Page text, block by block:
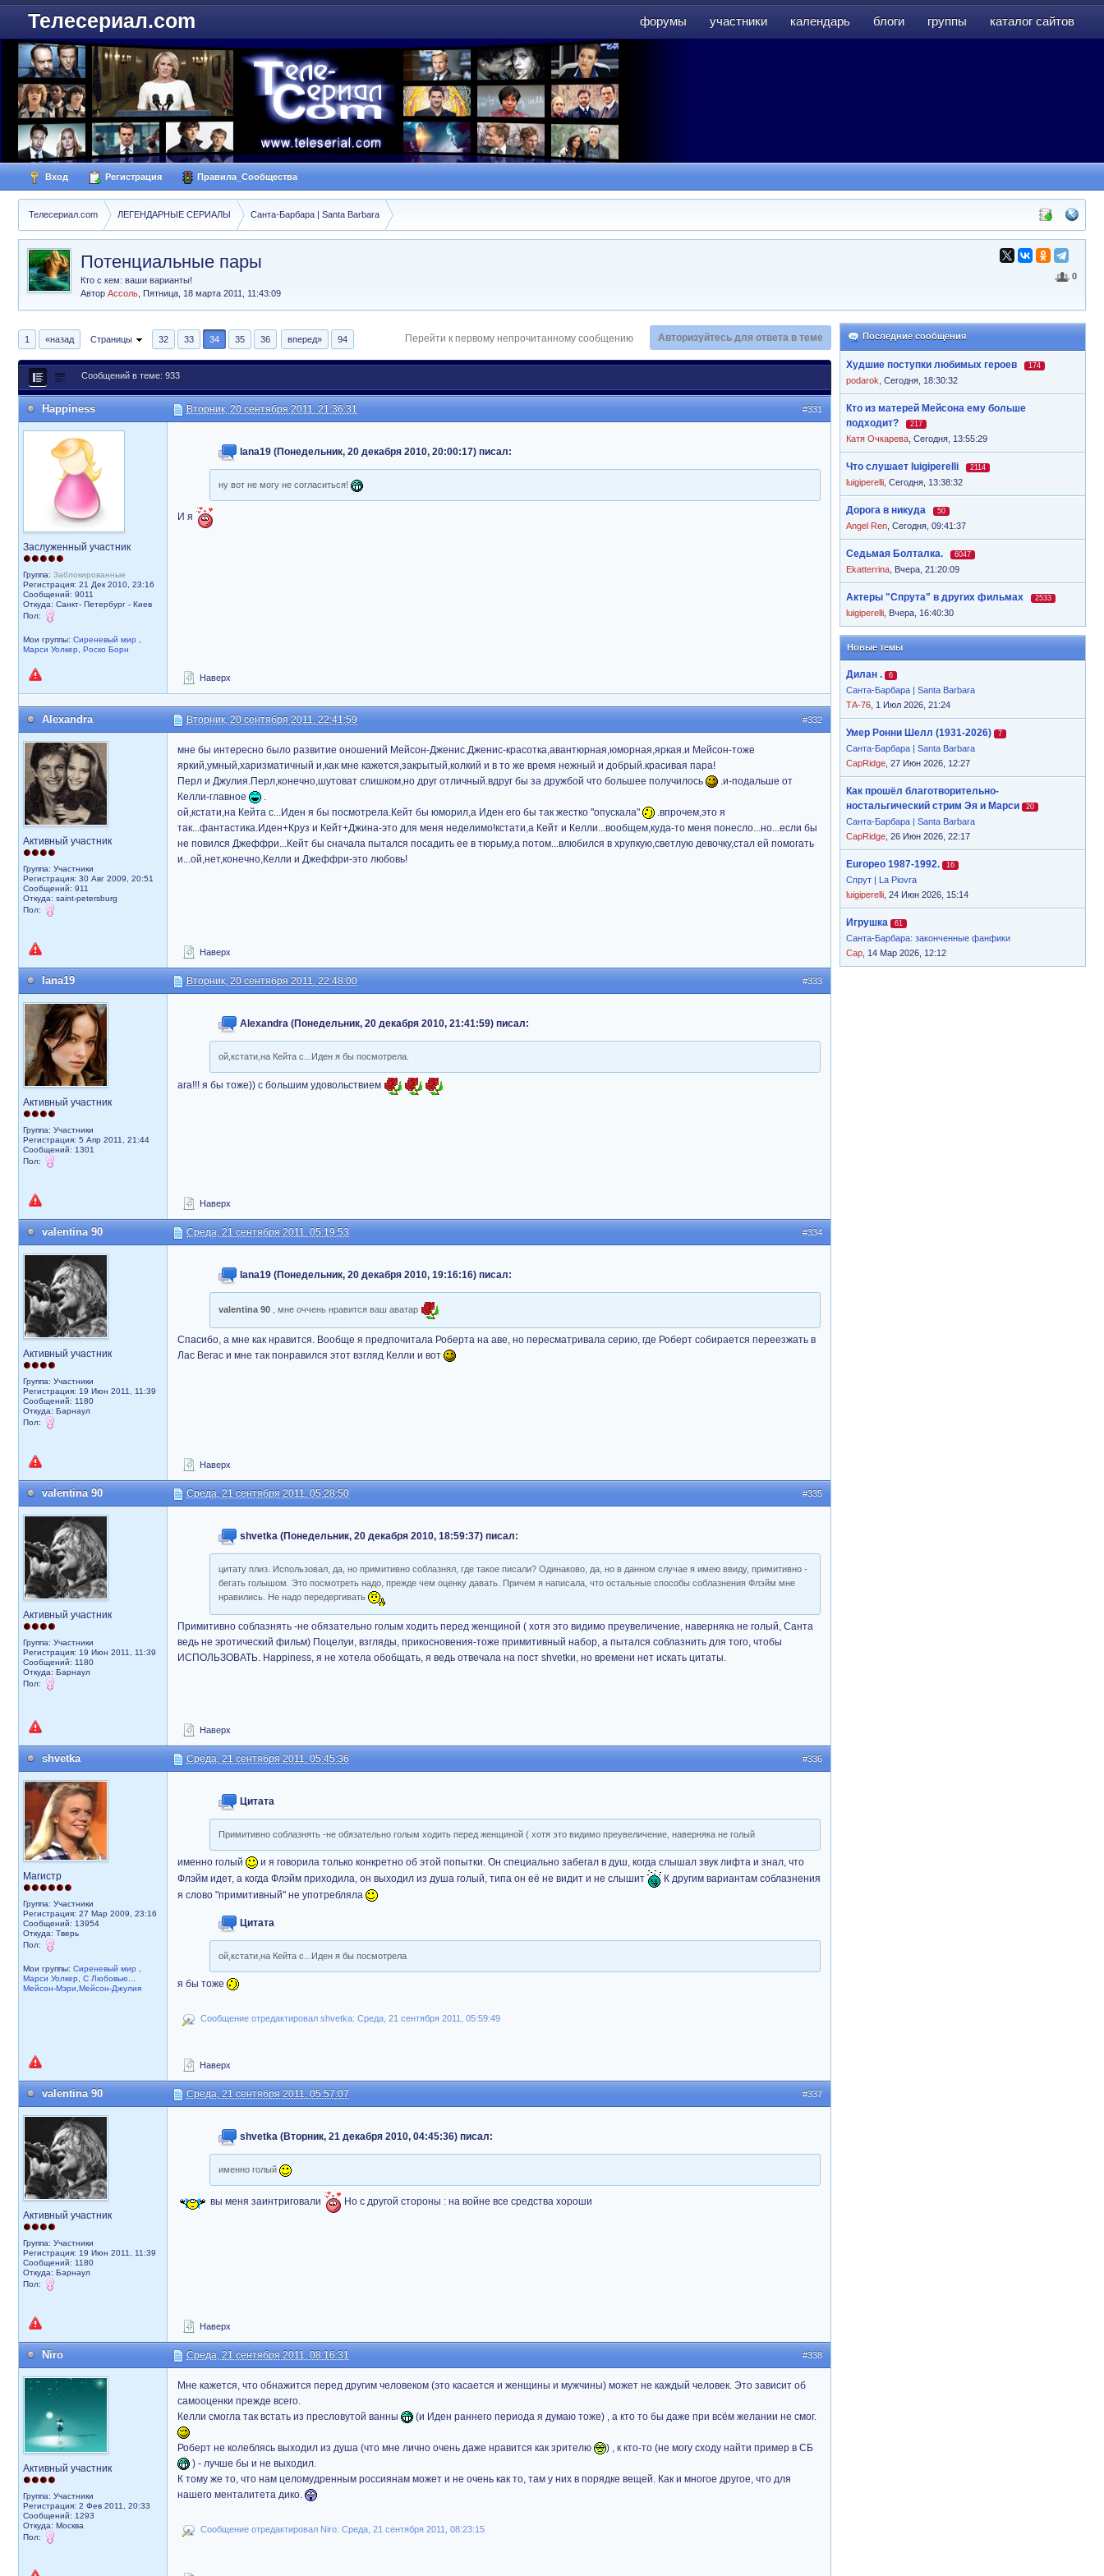
форумы участники календарь блоги группы каталог сайтов
Телесериал.com
Вход Регистрация Правила_Сообщества
Телесериал.com ЛЕГЕНДАРНЫЕ СЕРИАЛЫ Санта-Барбара | Santa Barbara
0
Потенциальные пары
Кто с кем: ваши варианты!
Автор Ассоль Пятница, 18 марта 2011, 11:43:09
Последние сообщения
Худшие поступки любимых героев 174
podarok Сегодня, 18:30:32
Кто из матерей Мейсона ему больше
подходит?
217
Катя Очкарева Сегодня, 13:55:29
Что слушает luigiperelli 2114
luigiperelli Сегодня, 13:38:32
Дорога в никуда 50
Angel Ren Сегодня, 09:41:37
Седьмая Болталка. 6047
Ekatterrina Вчера, 21:20:09
Актеры "Спрута" в других фильмах 2533
luigiperelli Вчера, 16:40:30
Новые темы
Дилан . 6
Санта-Барбара | Santa Barbara
ТА-76 , 1 Июл 2026, 21:24
Умер Ронни Шелл (1931-2026) 7
Санта-Барбара | Santa Barbara
CapRidge , 27 Июн 2026, 12:27
Как прошёл благотворительно-
ностальгический стрим Эя и Марси
20
Санта-Барбара | Santa Barbara
CapRidge , 26 Июн 2026, 22:17
Europeo 1987-1992. 16
Спрут | La Piovra
luigiperelli , 24 Июн 2026, 15:14
Игрушка 61
Санта-Барбара: законченные фанфики
Cap , 14 Мар 2026, 12:12
1 «назад Страницы 32 33 34 35 36 вперед» 94 Авторизуйтесь для ответа в теме
Перейти к первому непрочитанному сообщению
Сообщений в теме: 933
#331
Happiness Вторник, 20 сентября 2011, 21:36:31
Заслуженный участник
Группа: Заблокированные
Регистрация: 21 Дек 2010, 23:16
Сообщений: 9011
Откуда: Санкт- Петербург - Киев
Пол:
Мои группы: Сиреневый мир
Марси Уолкер
Роско Борн
lana19 (Понедельник, 20 декабря 2010, 20:00:17) писал:
ну вот не могу не согласиться!
И я
Наверх
#332
Alexandra Вторник, 20 сентября 2011, 22:41:59
Активный участник
Группа: Участники
Регистрация: 30 Авг 2009, 20:51
Сообщений: 911
Откуда: saint-petersburg
Пол:
мне бы интересно было развитие оношений Мейсон-Дженис.Дженис-красотка,авантюрная,юморная,яркая.и Мейсон-тоже
яркий,умный,харизматичный и,как мне кажется,закрытый,колкий и в то же время нежный и добрый.красивая пара!
Перл и Джулия.Перл,конечно,шутоват слишком,но друг отличный.вдруг бы за дружбой что большее получилось
.и-подальше от
Келли-главное
.
ой,кстати,на Кейта с...Иден я бы посмотрела.Кейт бы юморил,а Иден его бы так жестко "опускала"
.впрочем,это я
так...фантастика.Иден+Круз и Кейт+Джина-это для меня неделимо!кстати,а Кейт и Келли...вообщем,куда-то меня понесло...но...если бы
не повился Джеффри...Кейт бы сначала пытался посадить ее в тюрьму,а потом...влюбился в хрупкую,светлую девочку,стал ей помогать
и...ой,нет,конечно,Келли и Джеффри-это любовь!
Наверх
#333
lana19 Вторник, 20 сентября 2011, 22:48:00
Активный участник
Группа: Участники
Регистрация: 5 Апр 2011, 21:44
Сообщений: 1301
Пол:
Alexandra (Понедельник, 20 декабря 2010, 21:41:59) писал:
ой,кстати,на Кейта с...Иден я бы посмотрела.
ага!!! я бы тоже)) с большим удовольствием
Наверх
#334
valentina 90 Среда, 21 сентября 2011, 05:19:53
Активный участник
Группа: Участники
Регистрация: 19 Июн 2011, 11:39
Сообщений: 1180
Откуда: Барнаул
Пол:
lana19 (Понедельник, 20 декабря 2010, 19:16:16) писал:
valentina 90 , мне оччень нравится ваш аватар
Спасибо, а мне как нравится. Вообще я предпочитала Роберта на аве, но пересматривала серию, где Роберт собирается переезжать в
Лас Вегас и мне так понравился этот взгляд Келли и вот
Наверх
#335
valentina 90 Среда, 21 сентября 2011, 05:28:50
Активный участник
Группа: Участники
Регистрация: 19 Июн 2011, 11:39
Сообщений: 1180
Откуда: Барнаул
Пол:
shvetka (Понедельник, 20 декабря 2010, 18:59:37) писал:
цитату плиз. Использовал, да, но примитивно соблазнял, где такое писали? Одинаково, да, но в данном случае я имею ввиду, примитивно -
бегать голышом. Это посмотреть надо, прежде чем оценку давать. Причем я написала, что остальные способы соблазнения Флэйм мне
нравились. Не надо передергивать
Примитивно соблазнять -не обязательно голым ходить перед женщиной ( хотя это видимо преувеличение, наверняка не голый, Санта
ведь не эротический фильм) Поцелуи, взгляды, прикосновения-тоже примитивный набор, а пытался соблазнить для того, чтобы
ИСПОЛЬЗОВАТЬ. Happiness, я не хотела обобщать, я ведь отвечала на пост shvetkи, но времени нет искать цитаты.
Наверх
#336
shvetka Среда, 21 сентября 2011, 05:45:36
Магистр
Группа: Участники
Регистрация: 27 Мар 2009, 23:16
Сообщений: 13954
Откуда: Тверь
Пол:
Мои группы: Сиреневый мир
Марси Уолкер
С Любовью...
Мейсон-Мэри,Мейсон-Джулия
Цитата
Примитивно соблазнять -не обязательно голым ходить перед женщиной ( хотя это видимо преувеличение, наверняка не голый
именно голый
и я говорила только конкретно об этой попытки. Он специально забегал в душ, когда слышал звук лифта и знал, что
Флэйм идет, а когда Флэйм приходила, он выходил из душа голый, типа он её не видит и не слышит
К другим вариантам соблазнения
я слово "примитивный" не употребляла
Цитата
ой,кстати,на Кейта с...Иден я бы посмотрела
я бы тоже
Сообщение отредактировал shvetka: Среда, 21 сентября 2011, 05:59:49
Наверх
#337
valentina 90 Среда, 21 сентября 2011, 05:57:07
Активный участник
Группа: Участники
Регистрация: 19 Июн 2011, 11:39
Сообщений: 1180
Откуда: Барнаул
Пол:
shvetka (Вторник, 21 декабря 2010, 04:45:36) писал:
именно голый
вы меня заинтриговали Но с другой стороны : на войне все средства хороши
Наверх
#338
Niro Среда, 21 сентября 2011, 08:16:31
Активный участник
Группа: Участники
Регистрация: 2 Фев 2011, 20:33
Сообщений: 1293
Откуда: Москва
Пол:
Мне кажется, что обнажится перед другим человеком (это касается и женщины и мужчины) может не каждый человек. Это зависит об
самооценки прежде всего.
Келли смогла так встать из пресловутой ванны
(и Иден раннего периода я думаю тоже) , а кто то бы даже при всём желании не смог.
Роберт не колеблясь выходил из душа (что мне лично очень даже нравится как зрителю
) , к кто-то (не могу сходу найти пример в СБ
) - лучше бы и не выходил.
К тому же то, что нам целомудренным россиянам может и не очень как то, там у них в порядке вещей. Как и многое другое, что для
нашего менталитета дико.
Сообщение отредактировал Niro: Среда, 21 сентября 2011, 08:23:15